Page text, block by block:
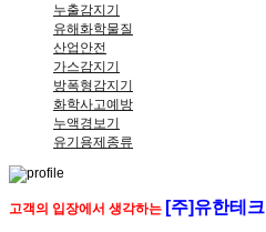
누출감지기
유해화학물질
산업안전
가스감지기
방폭형감지기
화학사고예방
누액경보기
유기용제종류
고객의 입장에서 생각하는 [주]유한테크